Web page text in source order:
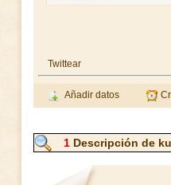
Twittear
Añadir datos
1Descripción de